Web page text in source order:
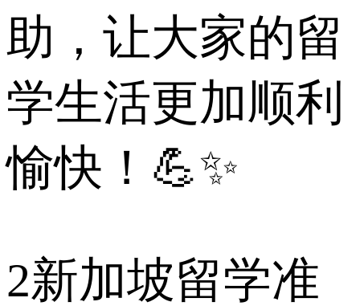
助，让大家的留
学生活更加顺利
愉快！💪✨
2新加坡留学准